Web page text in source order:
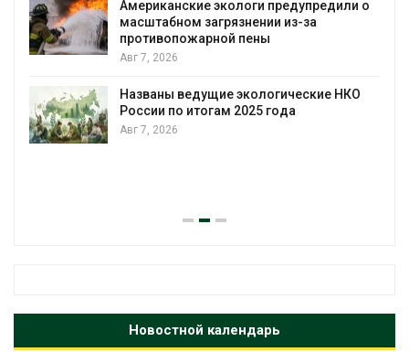
Американские экологи предупредили о
масштабном загрязнении из-за
противопожарной пены
Авг 7, 2026
Названы ведущие экологические НКО
России по итогам 2025 года
Авг 7, 2026
Новостной календарь